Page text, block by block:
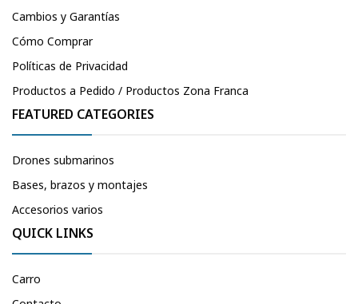
Cambios y Garantías
Cómo Comprar
Políticas de Privacidad
Productos a Pedido / Productos Zona Franca
FEATURED CATEGORIES
Drones submarinos
Bases, brazos y montajes
Accesorios varios
QUICK LINKS
Carro